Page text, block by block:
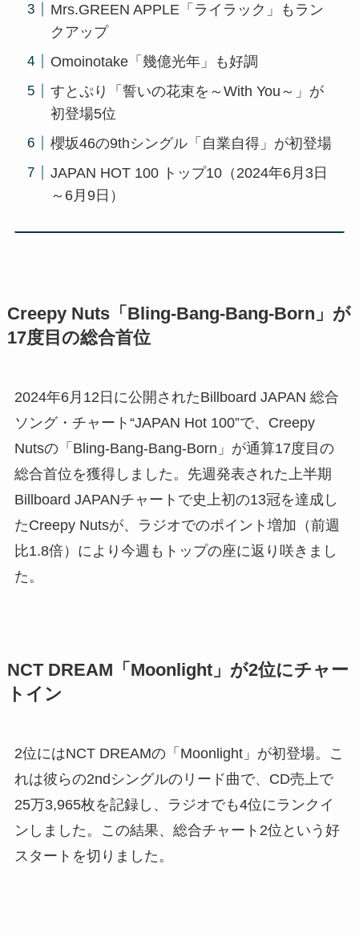
Mrs.GREEN APPLE「ライラック」もラン
クアップ
Omoinotake「幾億光年」も好調
すとぷり「誓いの花束を～With You～」が
初登場5位
櫻坂46の9thシングル「自業自得」が初登場
JAPAN HOT 100 トップ10（2024年6月3日
～6月9日）
Creepy Nuts「Bling-Bang-Bang-Born」が
17度目の総合首位
2024年6月12日に公開されたBillboard JAPAN 総合
ソング・チャート“JAPAN Hot 100”で、Creepy
Nutsの「Bling-Bang-Bang-Born」が通算17度目の
総合首位を獲得しました。先週発表された上半期
Billboard JAPANチャートで史上初の13冠を達成し
たCreepy Nutsが、ラジオでのポイント増加（前週
比1.8倍）により今週もトップの座に返り咲きまし
た。
NCT DREAM「Moonlight」が2位にチャー
トイン
2位にはNCT DREAMの「Moonlight」が初登場。こ
れは彼らの2ndシングルのリード曲で、CD売上で
25万3,965枚を記録し、ラジオでも4位にランクイ
ンしました。この結果、総合チャート2位という好
スタートを切りました。